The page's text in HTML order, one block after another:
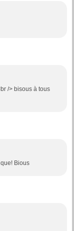
/> bisous à tous
Bious